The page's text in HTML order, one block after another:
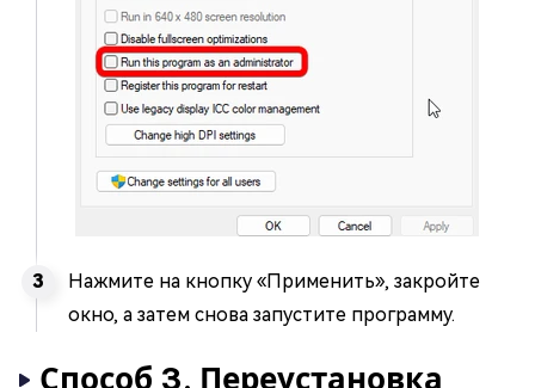
Нажмите на кнопку «Применить», закройте
окно, а затем снова запустите программу.
Способ 3. Переустановка